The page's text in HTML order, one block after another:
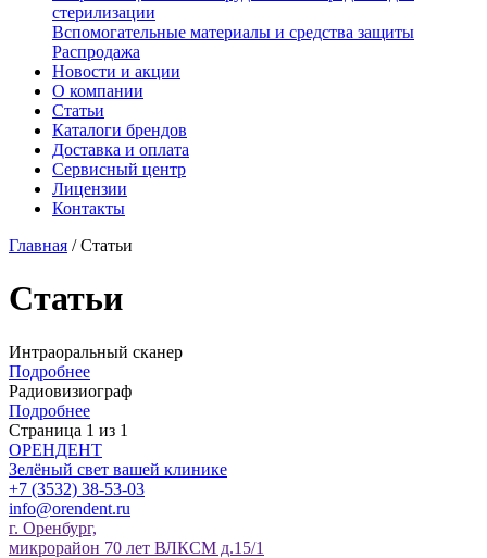
стерилизации
Вспомогательные материалы и средства защиты
Распродажа
Новости и акции
О компании
Статьи
Каталоги брендов
Доставка и оплата
Сервисный центр
Лицензии
Контакты
Главная / Статьи
Статьи
Интраоральный сканер
Подробнее
Радиовизиограф
Подробнее
Страница 1 из 1
ОРЕНДЕНТ
Зелёный свет вашей клинике
+7 (3532) 38-53-03
info@orendent.ru
г. Оренбург,
микрорайон 70 лет ВЛКСМ д.15/1